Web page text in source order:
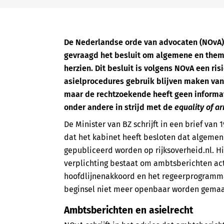
De Nederlandse orde van advocaten
gevraagd het besluit om algemene en
herzien. Dit besluit is volgens NOvA een
asielprocedures gebruik blijven maken
maar de rechtzoekende heeft geen
onder andere in strijd met de equality of
De Minister van BZ schrijft in een brief van
dat het kabinet heeft besloten dat
gepubliceerd worden op rijksoverheid.nl.
verplichting bestaat om ambtsberichten
hoofdlijnenakkoord en het
beginsel niet meer openbaar worden
Ambtsberichten en asielrecht